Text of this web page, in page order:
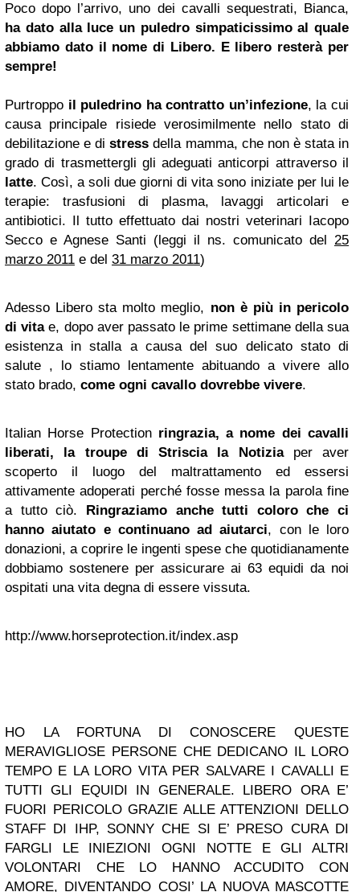
Poco dopo l’arrivo, uno dei cavalli sequestrati, Bianca,
ha dato alla luce un puledro simpaticissimo al quale
abbiamo dato il nome di Libero. E libero resterà per
sempre!
Purtroppo il puledrino ha contratto un’infezione, la cui
causa principale risiede verosimilmente nello stato di
debilitazione e distress della mamma, che non è stata in
grado di trasmettergli gli adeguati anticorpi attraverso il
latte. Così, a soli due giorni di vita sono iniziate per lui le
terapie: trasfusioni di plasma, lavaggi articolari e
antibiotici. Il tutto effettuato dai nostri veterinari Iacopo
Secco e Agnese Santi (leggi il ns. comunicato del 25
marzo 2011 e del 31 marzo 2011)
Adesso Libero sta molto meglio, non è più in pericolo
di vitae, dopo aver passato le prime settimane della sua
esistenza in stalla a causa del suo delicato stato di
salute , lo stiamo lentamente abituando a vivere allo
stato brado, come ogni cavallo dovrebbe vivere.
Italian Horse Protection ringrazia, a nome dei cavalli
liberati, la troupe di Striscia la Notizia
per aver
scoperto il luogo del maltrattamento ed essersi
attivamente adoperati perché fosse messa la parola fine
a tutto ciò. Ringraziamo anche tutti coloro che ci
hanno aiutato e continuano ad aiutarci, con le loro
donazioni, a coprire le ingenti spese che quotidianamente
dobbiamo sostenere per assicurare ai 63 equidi da noi
ospitati una vita degna di essere vissuta.
http://www.horseprotection.it/index.asp
HO LA FORTUNA DI CONOSCERE QUESTE
MERAVIGLIOSE PERSONE CHE DEDICANO IL LORO
TEMPO E LA LORO VITA PER SALVARE I CAVALLI E
TUTTI GLI EQUIDI IN GENERALE. LIBERO ORA E’
FUORI PERICOLO GRAZIE ALLE ATTENZIONI DELLO
STAFF DI IHP, SONNY CHE SI E’ PRESO CURA DI
FARGLI LE INIEZIONI OGNI NOTTE E GLI ALTRI
VOLONTARI CHE LO HANNO ACCUDITO CON
AMORE, DIVENTANDO COSI’ LA NUOVA MASCOTTE